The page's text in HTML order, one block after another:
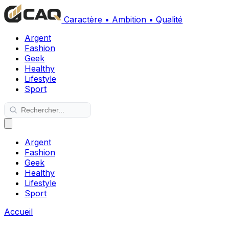
Caractère • Ambition • Qualité
Argent
Fashion
Geek
Healthy
Lifestyle
Sport
Argent
Fashion
Geek
Healthy
Lifestyle
Sport
Accueil